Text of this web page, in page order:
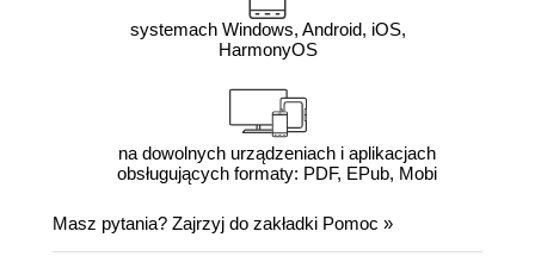
systemach Windows, Android, iOS,
HarmonyOS
na dowolnych urządzeniach i aplikacjach
obsługujących formaty: PDF, EPub, Mobi
Masz pytania? Zajrzyj do zakładki Pomoc »